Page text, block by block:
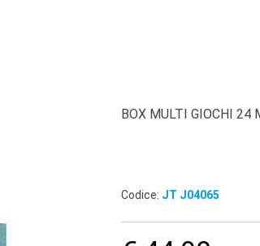
BOX MULTI GIOCHI 24
Codice: JT J04065